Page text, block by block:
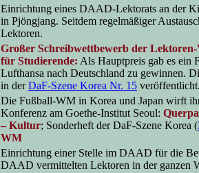
Einrichtung eines DAAD-Lektorats an der
in Pjöngjang. Seitdem regelmäßiger
Lektoren.
Großer Schreibwettbewerb der
für Studierende: Als Hauptpreis gab es ein
Lufthansa nach Deutschland zu gewinnen.
in derDaF-Szene Korea Nr. 15
Die Fußball-WM in Korea und Japan wirft
Konferenz am Goethe-Institut Seoul:
– Kultur; Sonderheft der DaF-Szene Korea (
WM
Einrichtung einer Stelle im DAAD für die
DAAD vermittelten Lektoren in der ganzen